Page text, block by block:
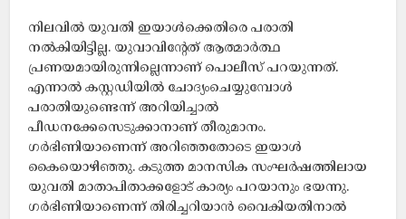
നിലവിൽ യുവതി ഇയാൾക്കെതിരെ പരാതി
നൽകിയിട്ടില്ല. യുവാവിന്റേത് ആത്മാർത്ഥ
പ്രണയമായിരുന്നില്ലെന്നാണ് പൊലീസ് പറയുന്നത്.
എന്നാൽ കസ്റ്റഡിയിൽ ചോദ്യംചെയ്യുമ്പോൾ
പരാതിയുണ്ടെന്ന് അറിയിച്ചാൽ
പീഡനക്കേസെടുക്കാനാണ് തീരുമാനം.
ഗർഭിണിയാണെന്ന് അറിഞ്ഞതോടെ ഇയാൾ
കൈയൊഴിഞ്ഞു. കടുത്ത മാനസിക സംഘർഷത്തിലായ
യുവതി മാതാപിതാക്കളോട് കാര്യം പറയാനും ഭയന്നു.
ഗർഭിണിയാണെന്ന് തിരിച്ചറിയാൻ വൈകിയതിനാൽ